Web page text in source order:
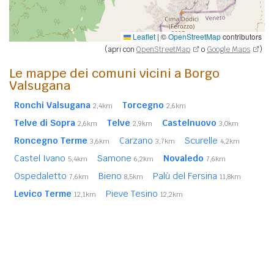
Leaflet | ©OpenStreetMapcontributors
(apri con OpenStreetMap o Google Maps )
Le mappe dei comuni vicini a Borgo
Valsugana
Ronchi Valsugana 2,4km Torcegno 2,6km
Telve di Sopra 2,6km Telve 2,9km Castelnuovo 3,0km
Roncegno Terme 3,6km Carzano 3,7km Scurelle 4,2km
Castel Ivano 5,4km Samone 6,2km Novaledo 7,6km
Ospedaletto 7,6km Bieno 8,5km Palù del Fersina 11,8km
Levico Terme 12,1km Pieve Tesino 12,2km